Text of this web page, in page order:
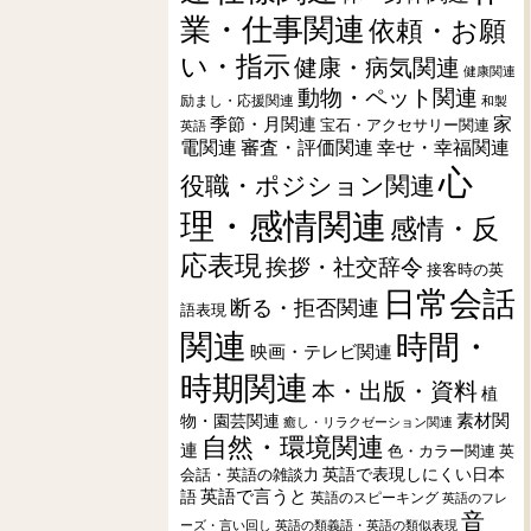
業・仕事関連依頼・お願
い・指示健康・病気関連 健康関連
励まし・応援関連 動物・ペット関連 和製
英語 季節・月関連 宝石・アクセサリー関連 家
電関連 審査・評価関連 幸せ・幸福関連
役職・ポジション関連 心
理・感情関連 感情・反
応表現挨拶・社交辞令 接客時の英
語表現 断る・拒否関連 日常会話
関連 映画・テレビ関連 時間・
時期関連 本・出版・資料植
物・園芸関連 癒し・リラクゼーション関連 素材関
連 自然・環境関連 色・カラー関連 英
会話・英語の雑談力 英語で表現しにくい日本
語 英語で言うと 英語のスピーキング 英語のフレ
ーズ・言い回し 英語の類義語・英語の類似表現 音